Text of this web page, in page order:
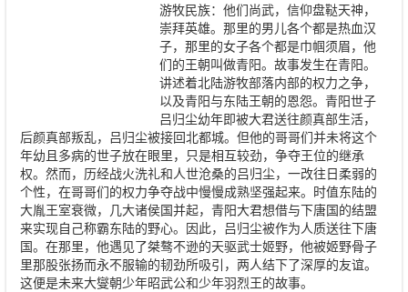
游牧民族：他们尚武，信仰盘鞑天神，
崇拜英雄。那里的男儿各个都是热血汉
子，那里的女子各个都是巾帼须眉，他
们的王朝叫做青阳。故事发生在青阳。
讲述着北陆游牧部落内部的权力之争，
以及青阳与东陆王朝的恩怨。青阳世子
吕归尘幼年即被大君送往颜真部生活，
后颜真部叛乱，吕归尘被接回北都城。但他的哥哥们并未将这个
年幼且多病的世子放在眼里，只是相互较劲，争夺王位的继承
权。然而，历经战火洗礼和人世沧桑的吕归尘，一改往日柔弱的
个性，在哥哥们的权力争夺战中慢慢成熟坚强起来。时值东陆的
大胤王室衰微，几大诸侯国并起，青阳大君想借与下唐国的结盟
来实现自己称霸东陆的野心。因此，吕归尘被作为人质送往下唐
国。在那里，他遇见了桀骜不逊的天驱武士姬野，他被姬野骨子
里那股张扬而永不服输的韧劲所吸引，两人结下了深厚的友谊。
这便是未来大燮朝少年昭武公和少年羽烈王的故事。